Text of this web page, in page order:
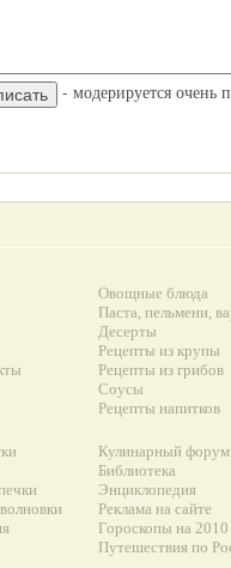
- модерируется очень
Овощные блюда
Паста, пельмени,
Десерты
Рецепты из крупы
Рецепты из грибов
Соусы
Рецепты напитков
Кулинарный форум
Библиотека
Энциклопедия
Реклама на сайте
Гороскопы на 2010
Путешествия по